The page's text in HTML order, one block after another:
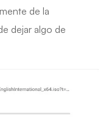
de la
dejar algo de